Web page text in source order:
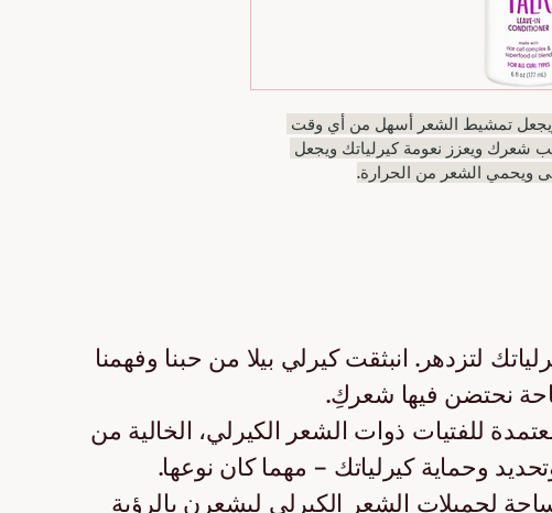
تمشيط الشعر أسهل من أي وقت
ويعزز نعومة كيرلياتك ويجعل
الشعر من الحرارة.
لتزدهر. انبثقت كيرلي بيلا من حبنا وفهمنا
نحتضن فيها شعركِ.
للفتيات ذوات الشعر الكيرلي، الخالية من
وحماية كيرلياتك – مهما كان نوعها.
لجميلات الشعر الكيرلي ليشعرن بالرؤية